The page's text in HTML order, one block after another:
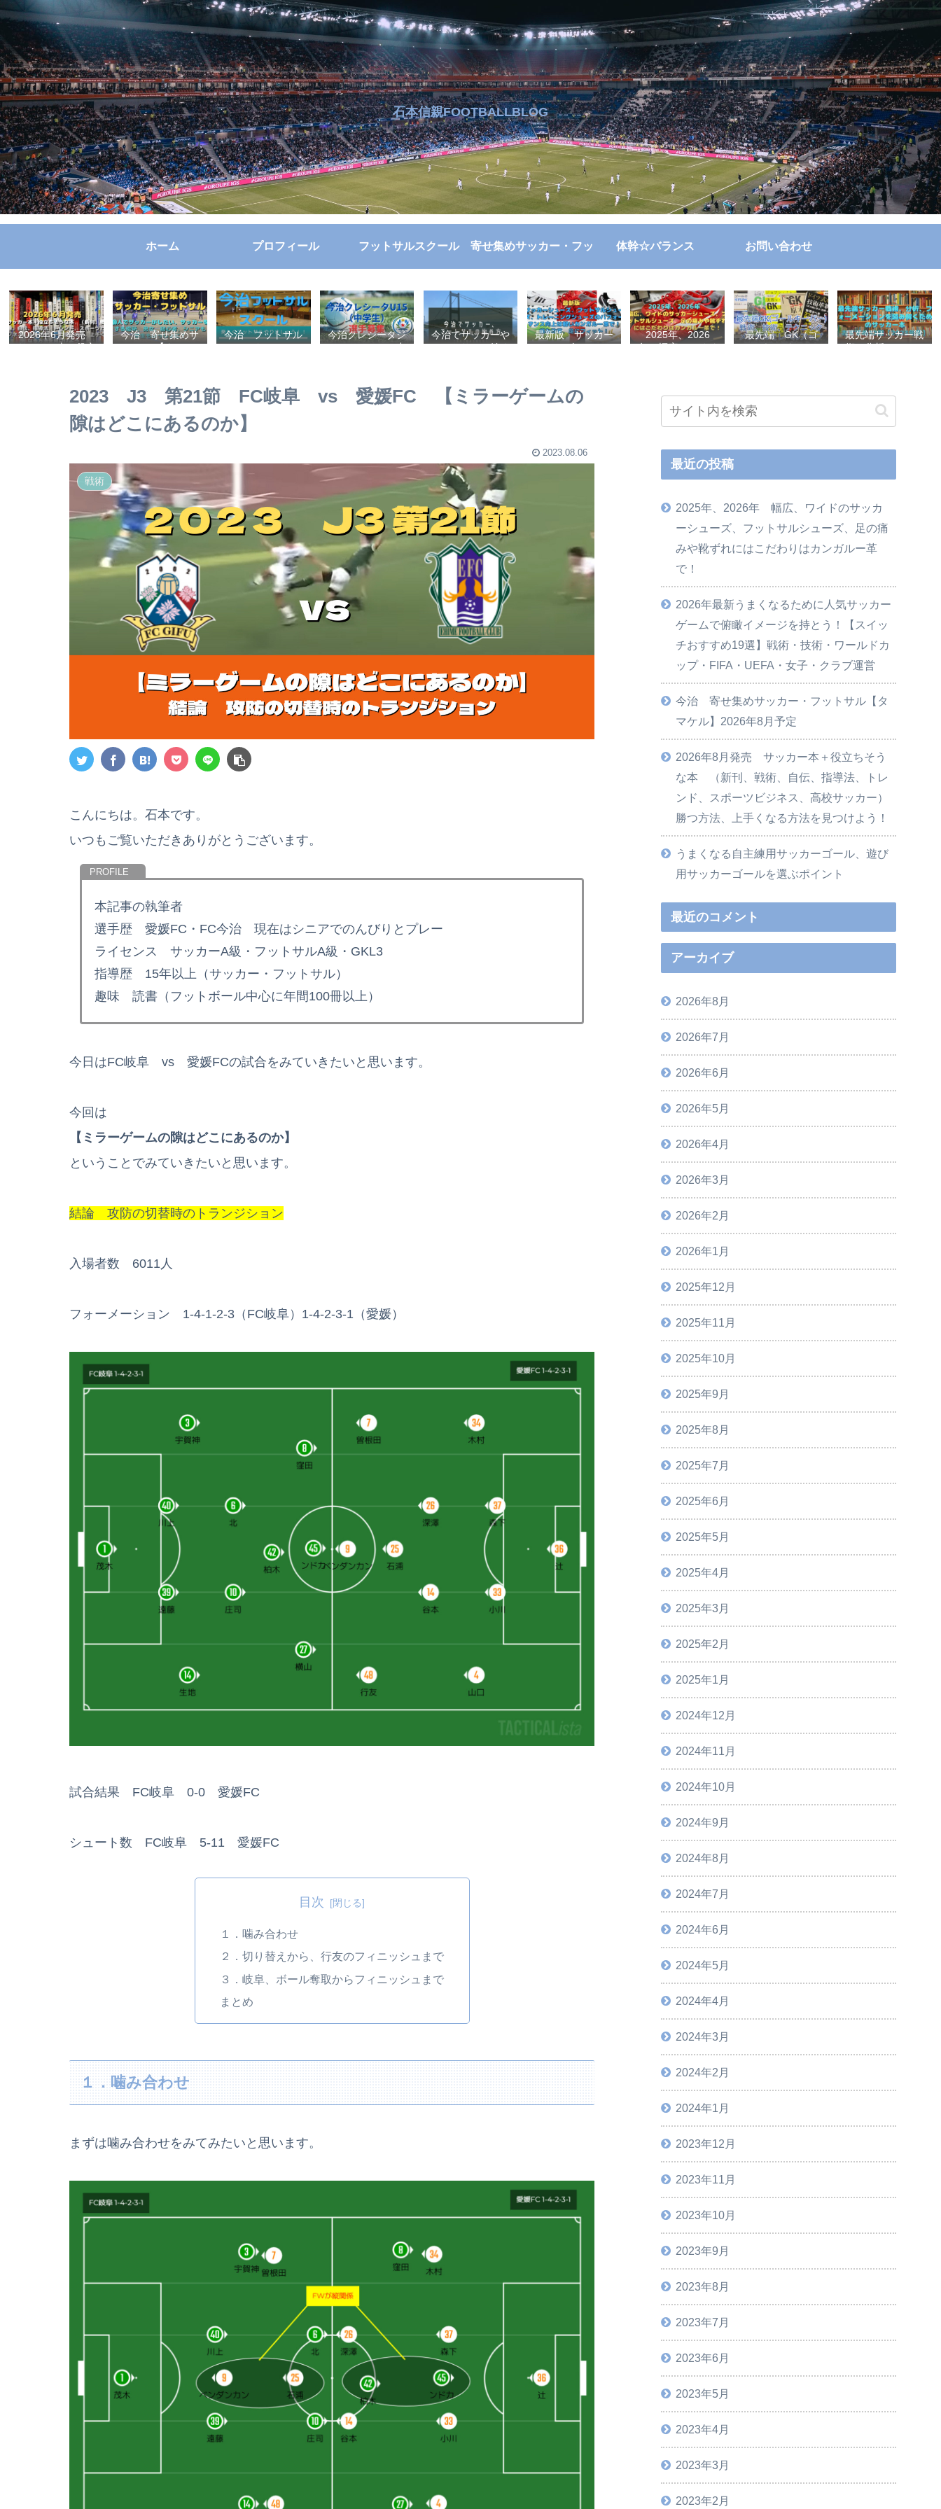
石本信親FOOTBALLBLOG
ホーム プロフィール フットサルスクール 寄せ集めサッカー・フッ
トサル
体幹☆バランス お問い合わせ
2026年6月発売
サッカー本＋役立
ド、スポーツビジ
ー）勝つ方法、上
手くなる方法を見
今治 寄せ集めサ
ッカー【タマケ
ッカーをする場
所、男女、初心
もいっしょに！
【タマケル】
今治 フットサル
スクール
今治クレシータジ
ュニアユース（中
今治でサッカーや
フットサルの始め
かスクールを選ぶ
基準】小学生、幼
最新版 サッカー
シューズ、フット
ス向上は軽いカン
2025年、2026
年 幅広、ワイド
や靴ずれにはこだ
わりはカンガルー
革で！
最先端 GK（ゴ
ールキーパー）
世界基準へ 練習
メニューなど選
最先端サッカー戦
術、分析、フォー
【2023年版】
2023 J3 第21節 FC岐阜 vs 愛媛FC 【ミラーゲームの
隙はどこにあるのか】
2023.08.06
戦術
こんにちは。石本です。
いつもご覧いただきありがとうございます。
本記事の執筆者
選手歴 愛媛FC・FC今治 現在はシニアでのんびりとプレー
ライセンス サッカーA級・フットサルA級・GKL3
指導歴 15年以上（サッカー・フットサル）
趣味 読書（フットボール中心に年間100冊以上）
今日はFC岐阜 vs 愛媛FCの試合をみていきたいと思います。
今回は
【ミラーゲームの隙はどこにあるのか】
ということでみていきたいと思います。
結論 攻防の切替時のトランジション
入場者数 6011人
フォーメーション 1-4-1-2-3（FC岐阜）1-4-2-3-1（愛媛）
試合結果 FC岐阜 0-0 愛媛FC
シュート数 FC岐阜 5-11 愛媛FC
目次
１．噛み合わせ
２．切り替えから、行友のフィニッシュまで
３．岐阜、ボール奪取からフィニッシュまで
まとめ
１．噛み合わせ
まずは噛み合わせをみてみたいと思います。
最近の投稿
2025年、2026年 幅広、ワイドのサッカ
ーシューズ、フットサルシューズ、足の痛
みや靴ずれにはこだわりはカンガルー革
で！
2026年最新うまくなるために人気サッカー
ゲームで俯瞰イメージを持とう！【スイッ
チおすすめ19選】戦術・技術・ワールドカ
ップ・FIFA・UEFA・女子・クラブ運営
今治 寄せ集めサッカー・フットサル【タ
マケル】2026年8月予定
2026年8月発売 サッカー本＋役立ちそう
な本 （新刊、戦術、自伝、指導法、トレ
ンド、スポーツビジネス、高校サッカー）
勝つ方法、上手くなる方法を見つけよう！
うまくなる自主練用サッカーゴール、遊び
用サッカーゴールを選ぶポイント
最近のコメント
アーカイブ
2026年8月
2026年7月
2026年6月
2026年5月
2026年4月
2026年3月
2026年2月
2026年1月
2025年12月
2025年11月
2025年10月
2025年9月
2025年8月
2025年7月
2025年6月
2025年5月
2025年4月
2025年3月
2025年2月
2025年1月
2024年12月
2024年11月
2024年10月
2024年9月
2024年8月
2024年7月
2024年6月
2024年5月
2024年4月
2024年3月
2024年2月
2024年1月
2023年12月
2023年11月
2023年10月
2023年9月
2023年8月
2023年7月
2023年6月
2023年5月
2023年4月
2023年3月
2023年2月